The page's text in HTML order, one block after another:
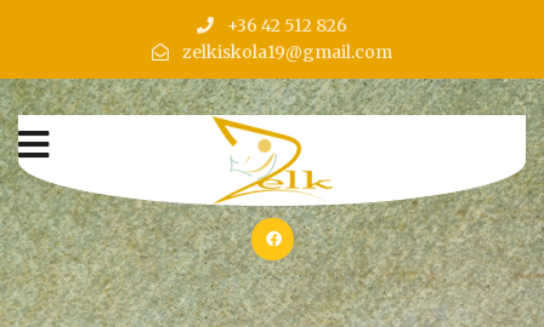
+36 42 512 826
zelkiskola19@gmail.com